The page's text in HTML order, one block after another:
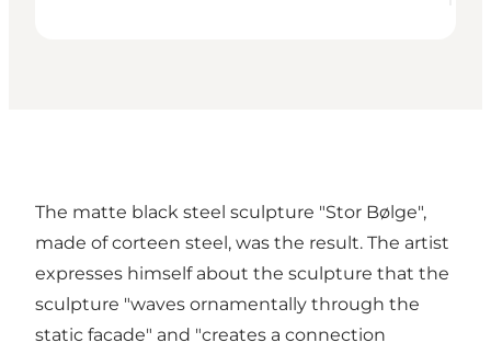
The matte black steel sculpture "Stor Bølge",
made of corteen steel, was the result. The artist
expresses himself about the sculpture that the
sculpture "waves ornamentally through the
static facade" and "creates a connection